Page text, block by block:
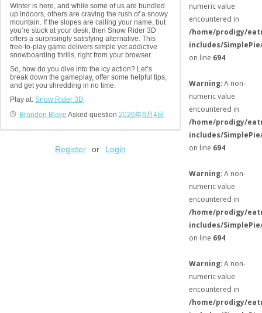
Winter is here, and while some of us are bundled
up indoors, others are craving the rush of a snowy
mountain. If the slopes are calling your name, but
you’re stuck at your desk, then Snow Rider 3D
offers a surprisingly satisfying alternative. This
free-to-play game delivers simple yet addictive
snowboarding thrills, right from your browser.
So, how do you dive into the icy action? Let’s
break down the gameplay, offer some helpful tips,
and get you shredding in no time.
Play at: Snow Rider 3D
Brandon Blake Asked question 2026年6月4日
Register or Login
numeric value
encountered in
/home/prodigy/
includes/
on line 694
Warning: A non-
numeric value
encountered in
/home/prodigy/
includes/
on line 694
Warning: A non-
numeric value
encountered in
/home/prodigy/
includes/
on line 694
Warning: A non-
numeric value
encountered in
/home/prodigy/